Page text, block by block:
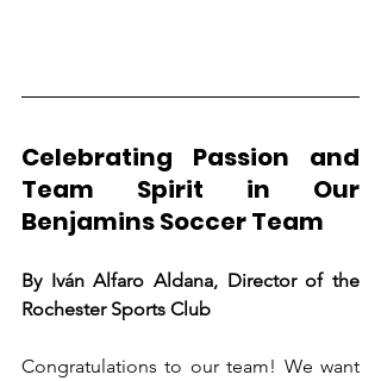
Celebrating Passion and
Team Spirit in Our
Benjamins Soccer Team
By Iván Alfaro Aldana, Director of the
Rochester Sports Club
Congratulations to our team! We want